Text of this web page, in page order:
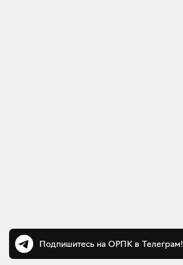
Подпишитесь на ОРПК в Телеграм!